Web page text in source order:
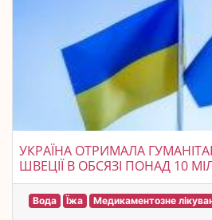
УКРАЇНА ОТРИМАЛА
ШВЕЦІЇ В ОБСЯЗІ ПОНАД 10
Вода Їжа Медикаментозне